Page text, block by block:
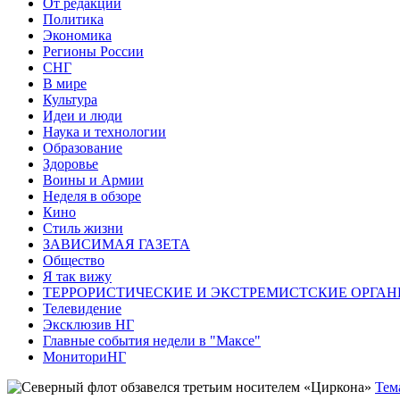
От редакции
Политика
Экономика
Регионы России
СНГ
В мире
Культура
Идеи и люди
Наука и технологии
Образование
Здоровье
Воины и Армии
Неделя в обзоре
Кино
Стиль жизни
ЗАВИСИМАЯ ГАЗЕТА
Общество
Я так вижу
ТЕРРОРИСТИЧЕСКИЕ И ЭКСТРЕМИСТСКИЕ
Телевидение
Эксклюзив НГ
Главные события недели в "Максе"
МониториНГ